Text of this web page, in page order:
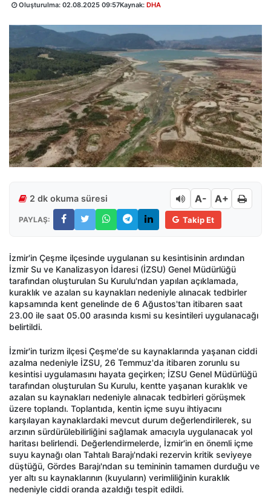
Oluşturulma: 02.08.2025 09:57Kaynak: DHA
2 dk okuma süresi A- A+
PAYLAŞ: Takip Et
İzmir'in Çeşme ilçesinde uygulanan su kesintisinin ardından
İzmir Su ve Kanalizasyon İdaresi (İZSU) Genel Müdürlüğü
tarafından oluşturulan Su Kurulu'ndan yapılan açıklamada,
kuraklık ve azalan su kaynakları nedeniyle alınacak tedbirler
kapsamında kent genelinde de 6 Ağustos'tan itibaren saat
23.00 ile saat 05.00 arasında kısmi su kesintileri uygulanacağı
belirtildi.
İzmir'in turizm ilçesi Çeşme'de su kaynaklarında yaşanan ciddi
azalma nedeniyle İZSU, 26 Temmuz'da itibaren zorunlu su
kesintisi uygulamasını hayata geçirken; İZSU Genel Müdürlüğü
tarafından oluşturulan Su Kurulu, kentte yaşanan kuraklık ve
azalan su kaynakları nedeniyle alınacak tedbirleri görüşmek
üzere toplandı. Toplantıda, kentin içme suyu ihtiyacını
karşılayan kaynaklardaki mevcut durum değerlendirilerek, su
arzının sürdürülebilirliğini sağlamak amacıyla uygulanacak yol
haritası belirlendi. Değerlendirmelerde, İzmir'in en önemli içme
suyu kaynağı olan Tahtalı Barajı'ndaki rezervin kritik seviyeye
düştüğü, Gördes Barajı'ndan su temininin tamamen durduğu ve
yer altı su kaynaklarının (kuyuların) verimliliğinin kuraklık
nedeniyle ciddi oranda azaldığı tespit edildi.